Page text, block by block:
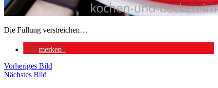
Die Füllung verstreichen…
merken
Vorheriges Bild
Nächstes Bild